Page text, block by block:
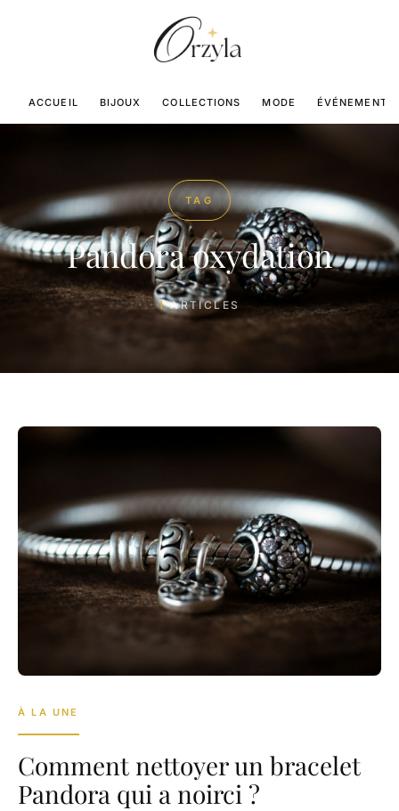
ACCUEIL BIJOUX COLLECTIONS MODE ÉVÉNEMENTS
TAG
Pandora oxydation
1ARTICLES
À LA UNE
Comment nettoyer un bracelet
Pandora qui a noirci ?